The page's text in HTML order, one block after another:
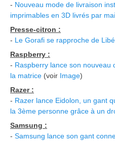
- Nouveau mode de livraison
imprimables en 3D livrés par
Presse-citron :
- Le Gorafi se rapproche de
Raspberry :
- Raspberry lance son nouveau
la matrice (voir Image)
Razer :
- Razer lance Eidolon, un gant
la 3ème personne grâce à un
Samsung :
- Samsung lance son gant